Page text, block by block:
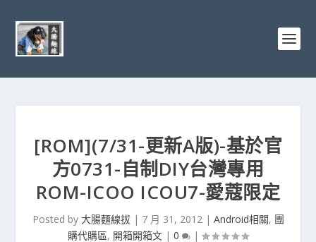
[ROM](7/31-更新A版)-基於官
方0731-自制DIY台灣專用
ROM-ICOO ICOU7-愛蔻限定
Posted by 大腸麵線拔| 7 月 31, 2012| Android相關, 團
購代購區, 開箱開箱文 | 0 |